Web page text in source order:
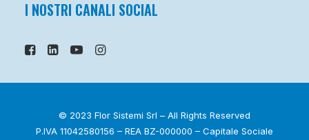
I NOSTRI CANALI SOCIAL
© 2023 Flor Sistemi Srl – All Rights Reserved
P.IVA 11042580156 – REA BZ-000000 – Capitale Sociale